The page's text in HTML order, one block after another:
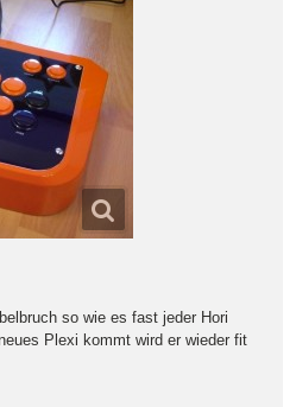
so wie es fast jeder Hori
Plexi kommt wird er wieder fit